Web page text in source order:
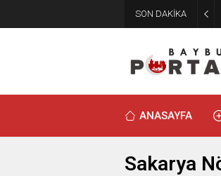
SON DAKİKA
ANASAYFA
Sakarya